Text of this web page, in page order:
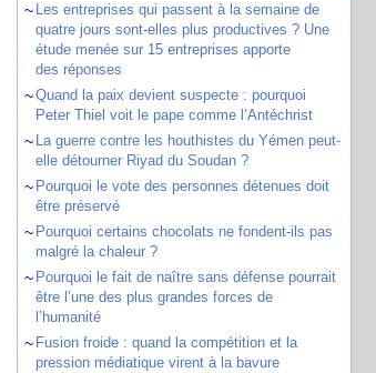
~ Les entreprises qui passent à la semaine de
quatre jours sont-elles plus productives ? Une
étude menée sur 15 entreprises apporte
des réponses
~Quand la paix devient suspecte : pourquoi
Peter Thiel voit le pape comme l’Antéchrist
~ La guerre contre les houthistes du Yémen peut-
elle détourner Riyad du Soudan ?
~ Pourquoi le vote des personnes détenues doit
être préservé
~ Pourquoi certains chocolats ne fondent-ils pas
malgré la chaleur ?
~ Pourquoi le fait de naître sans défense pourrait
être l’une des plus grandes forces de
l’humanité
~ Fusion froide : quand la compétition et la
pression médiatique virent à la bavure